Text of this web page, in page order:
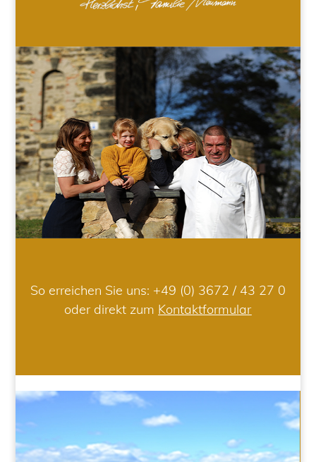
So erreichen Sie uns: +49 (0) 3672 / 43 27 0
oder direkt zum Kontaktformular